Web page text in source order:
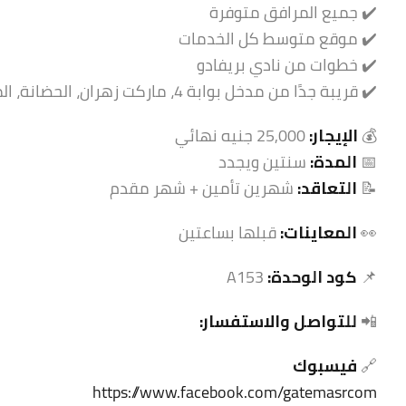
✔️ جميع المرافق متوفرة
✔️ موقع متوسط كل الخدمات
✔️ خطوات من نادي بريفادو
✔️ قريبة جدًا من مدخل بوابة 4، ماركت زهران، الحضانة، المسجد وباقي الخدمات
💰الإيجار:
📅 المدة:سنتين ويجدد
📝 التعاقد:شهرين تأمين + شهر مقدم
👀المعاينات:قبلها بساعتين
📌 كود الوحدة:
📲للتواصل والاستفسار:
🔗فيسبوك
https://www.facebook.com/gatemasrcom